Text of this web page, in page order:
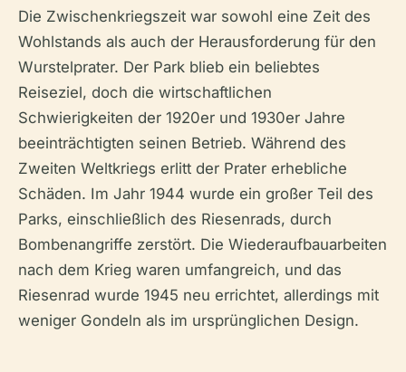
Die Zwischenkriegszeit war sowohl eine Zeit des
Wohlstands als auch der Herausforderung für den
Wurstelprater. Der Park blieb ein beliebtes
Reiseziel, doch die wirtschaftlichen
Schwierigkeiten der 1920er und 1930er Jahre
beeinträchtigten seinen Betrieb. Während des
Zweiten Weltkriegs erlitt der Prater erhebliche
Schäden. Im Jahr 1944 wurde ein großer Teil des
Parks, einschließlich des Riesenrads, durch
Bombenangriffe zerstört. Die Wiederaufbauarbeiten
nach dem Krieg waren umfangreich, und das
Riesenrad wurde 1945 neu errichtet, allerdings mit
weniger Gondeln als im ursprünglichen Design.